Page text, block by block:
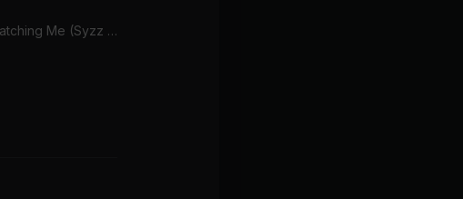
Somebody's Watching Me (Syzz Remix)